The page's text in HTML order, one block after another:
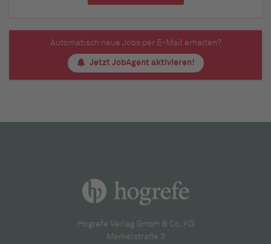
Automatisch neue Jobs per E-Mail erhalten?
Jetzt JobAgent aktivieren!
Hogrefe Verlag GmbH & Co. KG
Merkelstraße 3